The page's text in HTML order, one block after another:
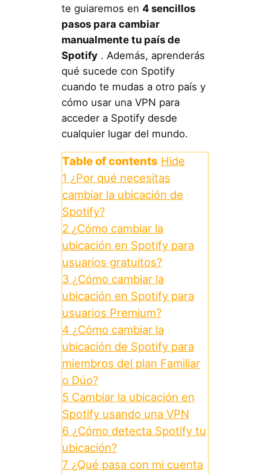
te guiaremos en 4 sencillos
pasos para cambiar
manualmente tu país de
Spotify. Además, aprenderás
qué sucede con Spotify
cuando te mudas a otro país y
cómo usar una VPN para
acceder a Spotify desde
cualquier lugar del mundo.
Table of contents Hide
1 ¿Por qué necesitas
cambiar la ubicación de
Spotify?
2 ¿Cómo cambiar la
ubicación en Spotify para
usuarios gratuitos?
3 ¿Cómo cambiar la
ubicación en Spotify para
usuarios Premium?
4 ¿Cómo cambiar la
ubicación de Spotify para
miembros del plan Familiar
o Dúo?
5 Cambiar la ubicación en
Spotify usando una VPN
6 ¿Cómo detecta Spotify tu
ubicación?
7 ¿Qué pasa con mi cuenta